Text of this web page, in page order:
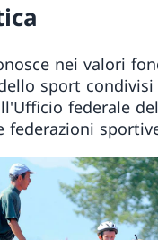
nei valori
sport condivisi
federale
federazioni